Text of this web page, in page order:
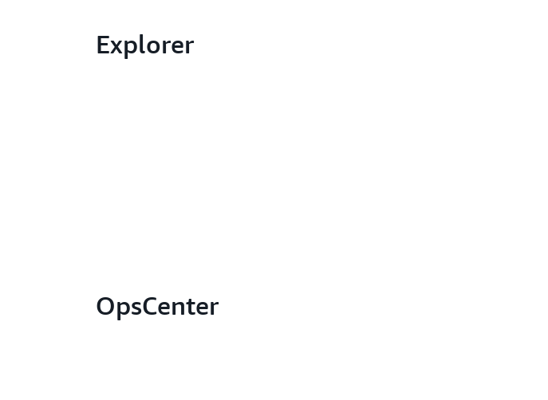
Explorer
OpsCenter